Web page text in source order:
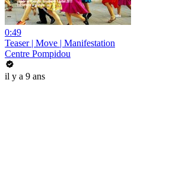
0:49
Teaser | Move | Manifestation
Centre Pompidou
il y a 9 ans